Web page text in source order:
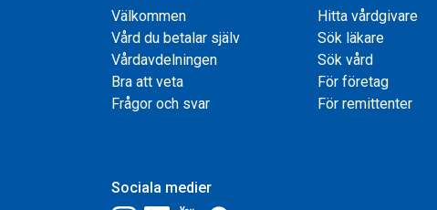
Välkommen
Vård du betalar själv
Vårdavdelningen
Bra att veta
Frågor och svar
Hitta vårdgivare
Sök läkare
Sök vård
För företag
För remittenter
Sociala medier